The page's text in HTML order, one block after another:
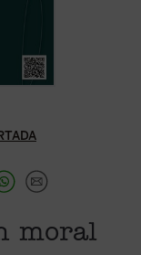
moral